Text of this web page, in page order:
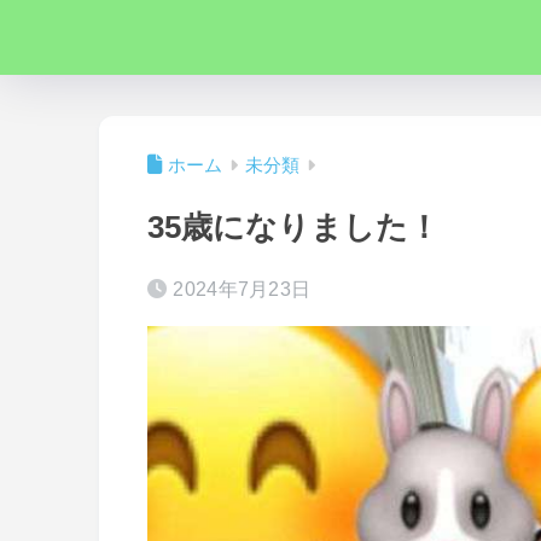
ホーム 未分類
35歳になりました！
2024年7月23日